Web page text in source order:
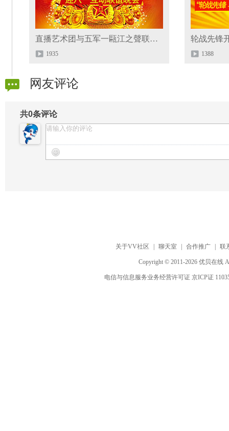
直播艺术团与五军一甌江之聲联谊会
1935
轮战先锋
1388
网友评论
共0条评论
关于VV社区 聊天室 合作推广 联
Copyright © 2011-2026 优贝在线
电信与信息服务业务经营许可证 京ICP证